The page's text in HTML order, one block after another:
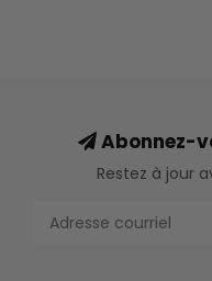
Abonnez-
Restez à jour